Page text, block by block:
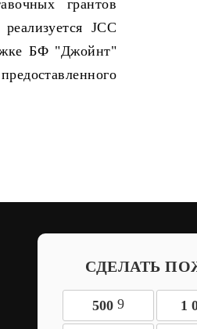
грантов
JCC
БФ "Джойнт"
СДЕЛАТЬ
500 9 1